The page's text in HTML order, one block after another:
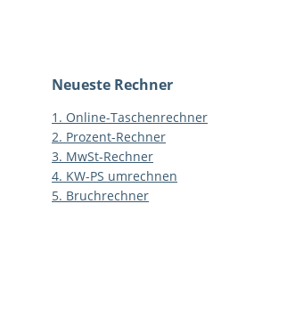
Neueste Rechner
1. Online-Taschenrechner
2. Prozent-Rechner
3. MwSt-Rechner
4. KW-PS umrechnen
5. Bruchrechner